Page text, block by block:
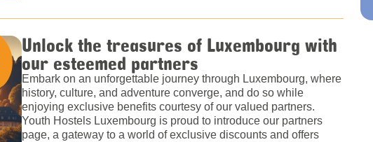
Unlock the treasures of Luxembourg with
our esteemed partners
Embark on an unforgettable journey through Luxembourg, where
history, culture, and adventure converge, and do so while
enjoying exclusive benefits courtesy of our valued partners.
Youth Hostels Luxembourg is proud to introduce our partners
page, a gateway to a world of exclusive discounts and offers